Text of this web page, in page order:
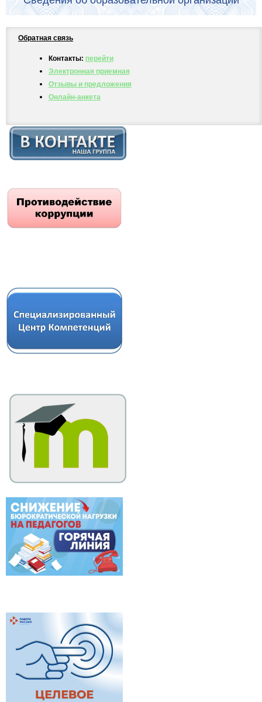
Обратная связь
Контакты: перейти
Электронная приемная
Отзывы и предложения
Онлайн-анкета